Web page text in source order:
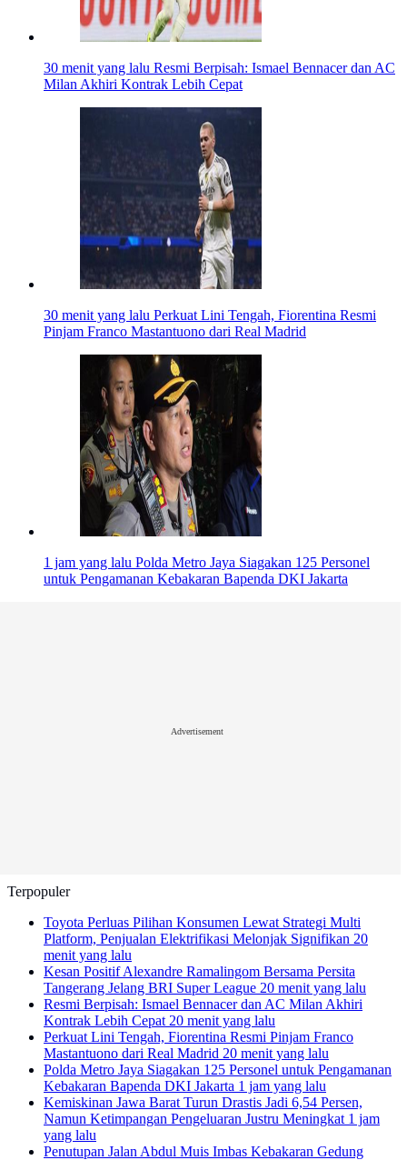
30 menit yang lalu Resmi Berpisah: Ismael Bennacer dan AC
Milan Akhiri Kontrak Lebih Cepat
30 menit yang lalu Perkuat Lini Tengah, Fiorentina Resmi
Pinjam Franco Mastantuono dari Real Madrid
1 jam yang lalu Polda Metro Jaya Siagakan 125 Personel
untuk Pengamanan Kebakaran Bapenda DKI Jakarta
Advertisement
Terpopuler
Toyota Perluas Pilihan Konsumen Lewat Strategi Multi
Platform, Penjualan Elektrifikasi Melonjak Signifikan 20
menit yang lalu
Kesan Positif Alexandre Ramalingom Bersama Persita
Tangerang Jelang BRI Super League 20 menit yang lalu
Resmi Berpisah: Ismael Bennacer dan AC Milan Akhiri
Kontrak Lebih Cepat 20 menit yang lalu
Perkuat Lini Tengah, Fiorentina Resmi Pinjam Franco
Mastantuono dari Real Madrid 20 menit yang lalu
Polda Metro Jaya Siagakan 125 Personel untuk Pengamanan
Kebakaran Bapenda DKI Jakarta 1 jam yang lalu
Kemiskinan Jawa Barat Turun Drastis Jadi 6,54 Persen,
Namun Ketimpangan Pengeluaran Justru Meningkat 1 jam
yang lalu
Penutupan Jalan Abdul Muis Imbas Kebakaran Gedung